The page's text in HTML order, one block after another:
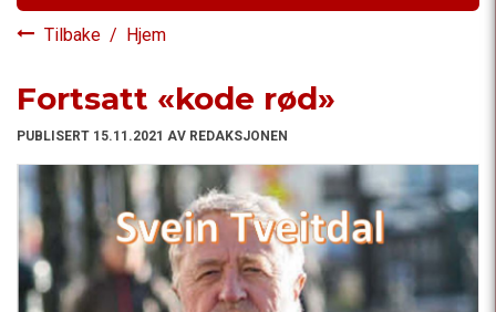
Tilbake / Hjem
Fortsatt «kode rød»
PUBLISERT 15.11.2021 AV REDAKSJONEN